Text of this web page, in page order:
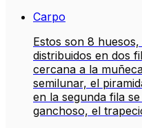
Carpo
Estos son 8
distribuidos en dos
cercana a la
semilunar, el
en la segunda fila
ganchoso, el